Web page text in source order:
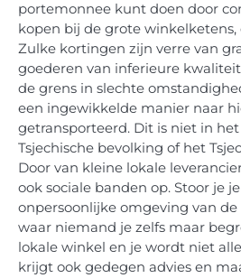
portemonnee kunt doen door
kopen bij de grote
Zulke kortingen zijn verre van
goederen van inferieure
de grens in slechte
een ingewikkelde manier naar
getransporteerd. Dit is niet in
Tsjechische bevolking of het
Door van kleine lokale
ook sociale banden op. Stoor je
onpersoonlijke omgeving van
waar niemand je zelfs maar
lokale winkel en je wordt niet
krijgt ook gedegen advies en